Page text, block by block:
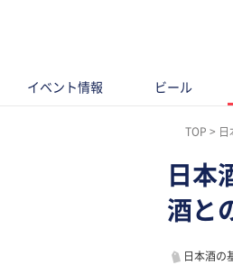
イベント情報 ビール
TOP 日
日本
酒と
日本酒の